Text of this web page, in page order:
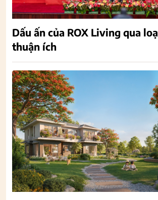
Dấu ấn của ROX Living qua
thuận ích